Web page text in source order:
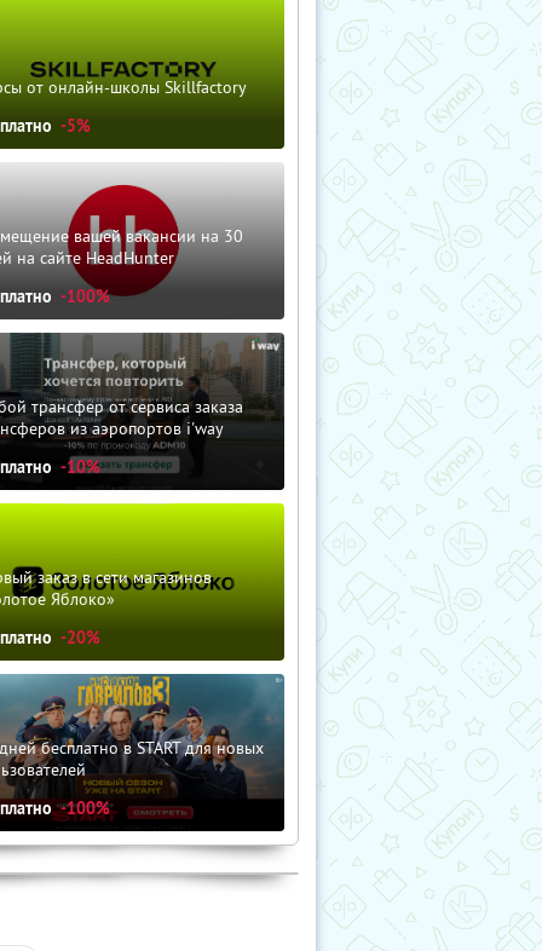
от онлайн-школы Skillfactory
-5%
вашей вакансии на 30
на сайте HeadHunter
-100%
трансфер от сервиса заказа
из аэропортов i'way
-10%
заказ в сети магазинов
Яблоко»
-20%
бесплатно в START для новых
-100%